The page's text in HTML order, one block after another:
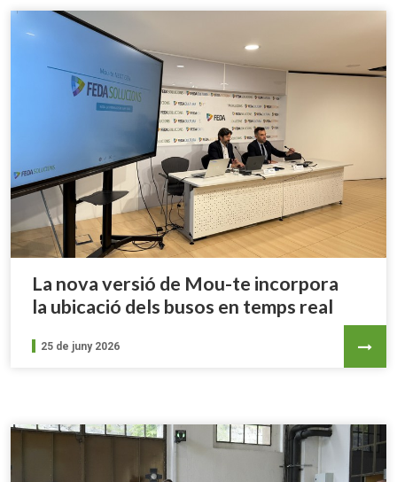
La nova versió de Mou-te incorpora
la ubicació dels busos en temps real
25 de juny 2026